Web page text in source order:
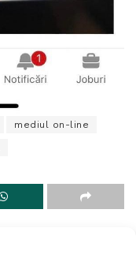
mediul on-line